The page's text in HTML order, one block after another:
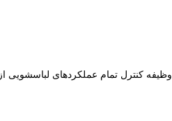
کنترل تمام عملکردهای لباسشویی از